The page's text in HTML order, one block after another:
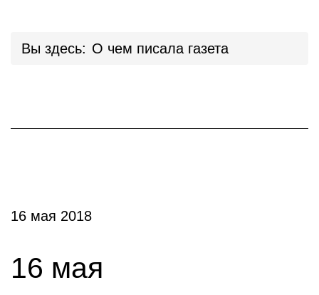
Вы здесь: О чем писала газета
16 мая 2018
16 мая